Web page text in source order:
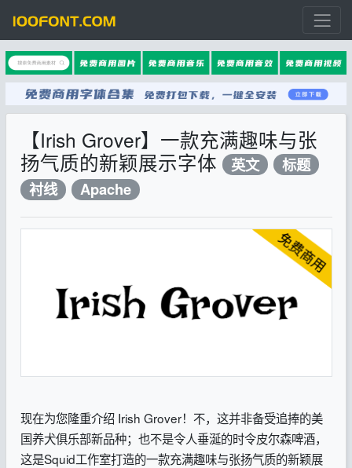
【Irish Grover】一款充满趣味与张
扬气质的新颖展示字体
英文
标题
衬线
Apache
现在为您隆重介绍 Irish Grover！不，这并非备受追捧的美
国养犬俱乐部新品种；也不是令人垂涎的时令皮尔森啤酒，
这是Squid工作室打造的一款充满趣味与张扬气质的新颖展